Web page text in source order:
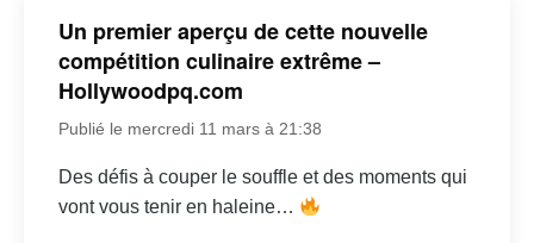
Un premier aperçu de cette nouvelle
compétition culinaire extrême –
Hollywoodpq.com
Publié le mercredi 11 mars à 21:38
Des défis à couper le souffle et des moments qui
vont vous tenir en haleine…